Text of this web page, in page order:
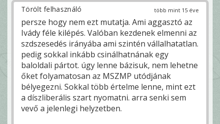
több mint 15 éve
Törölt felhasználó
persze hogy nem ezt mutatja. Ami aggasztó az
Ivády féle kilépés. Valóban kezdenek elmenni az
szdszesedés irányába ami szintén vállalhatatlan.
pedig sokkal inkább csinálhatnának egy
baloldali pártot. úgy lenne bázisuk, nem lehetne
őket folyamatosan az MSZMP utódjának
bélyegezni. Sokkal több értelme lenne, mint ezt
a díszliberális szart nyomatni. arra senki sem
vevő a jelenlegi helyzetben.